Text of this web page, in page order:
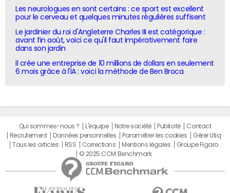
Les neurologues en sont certains : ce sport est excellent
pour le cerveau et quelques minutes régulières suffisent
Le jardinier du roi d'Angleterre Charles III est catégorique :
avant fin août, voici ce qu'il faut impérativement faire
dans son jardin
Il crée une entreprise de 10 millions de dollars en seulement
6 mois grâce à l'IA : voici la méthode de Ben Broca
Qui sommes-nous ? L'équipe Notre société Publicité
Contact
Recrutement
Données personnelles Paramétrer les cookies
Gérer Utiq
Tous les articles
RSS Corrections Mentions légales
Groupe Figaro
© 2025 CCM Benchmark